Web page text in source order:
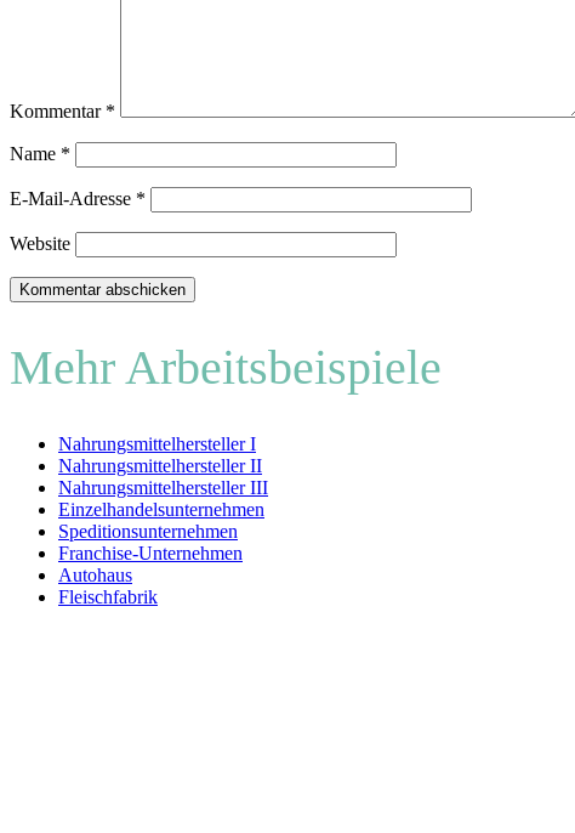
Kommentar *
Name *
E-Mail-Adresse *
Website
Mehr Arbeitsbeispiele
Nahrungsmittelhersteller I
Nahrungsmittelhersteller II
Nahrungsmittelhersteller III
Einzelhandelsunternehmen
Speditionsunternehmen
Franchise-Unternehmen
Autohaus
Fleischfabrik